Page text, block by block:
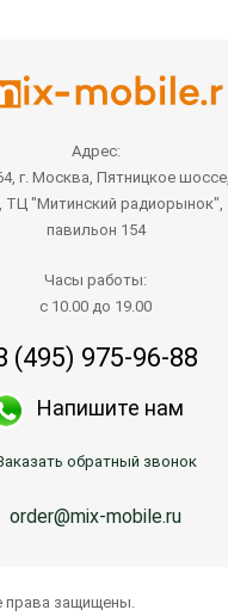
Адрес:
г. Москва, Пятницкое шоссе,
ТЦ "Митинский радиорынок",
павильон 154
Часы работы:
с 10.00 до 19.00
(495) 975-96-88
Напишите нам
обратный звонок
order@mix-mobile.ru
права защищены.